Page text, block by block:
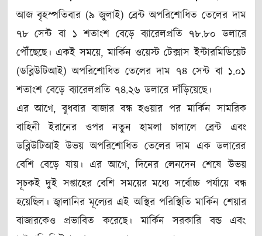
আজ বৃহস্পতিবার (৯ জুলাই) ব্রেন্ট অপরিশোধিত তেলের দাম
৭৮ সেন্ট বা ১ শতাংশ বেড়ে ব্যারেলপ্রতি ৭৮.৮০ ডলারে
পৌঁছেছে। একই সময়ে, মার্কিন ওয়েস্ট টেক্সাস ইন্টারমিডিয়েট
(ডব্লিউটিআই) অপরিশোধিত তেলের দাম ৭৪ সেন্ট বা ১.০১
শতাংশ বেড়ে ব্যারেলপ্রতি ৭৪.২৬ ডলারে দাঁড়িয়েছে।
এর আগে, বুধবার বাজার বন্ধ হওয়ার পর মার্কিন সামরিক
বাহিনী ইরানের ওপর নতুন হামলা চালালে ব্রেন্ট এবং
ডব্লিউটিআই উভয় অপরিশোধিত তেলের দাম এক ডলারের
বেশি বেড়ে যায়। এর আগে, দিনের লেনদেন শেষে উভয়
সূচকই দুই সপ্তাহের বেশি সময়ের মধ্যে সর্বোচ্চ পর্যায়ে বন্ধ
হয়েছিল। জ্বালানির মূল্যের এই অস্থির পরিস্থিতি মার্কিন শেয়ার
বাজারকেও প্রভাবিত করেছে। মার্কিন সরকারি বন্ড এবং